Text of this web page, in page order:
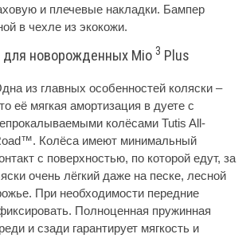
и плечевые накладки. Бампер
в чехле из экокожи.
новорожденных Mio 3 Plus
из главных особенностей коляски –
её мягкая амортизация в дуете с
колёсами Tutis All-
Колёса имеют минимальный
с поверхностью, по которой едут, за
очень лёгкий даже на песке, лесной
При необходимости передние
Полноценная пружинная
и сзади гарантирует мягкость и